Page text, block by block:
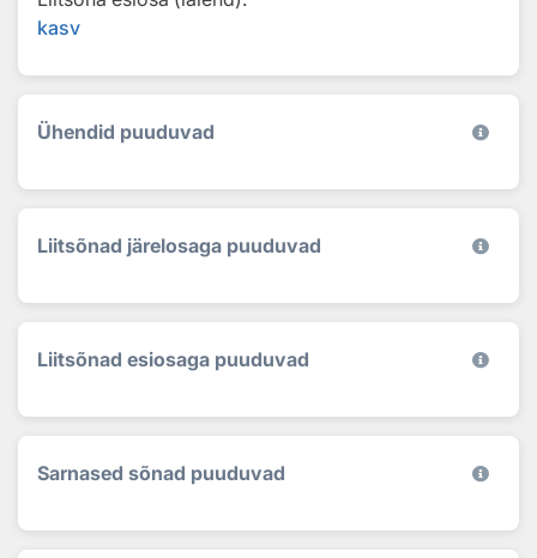
kasv
Ühendid puuduvad
Liitsõnad järelosaga puuduvad
Liitsõnad esiosaga puuduvad
Sarnased sõnad puuduvad